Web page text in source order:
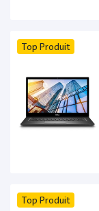
Top Produit
Top Produit